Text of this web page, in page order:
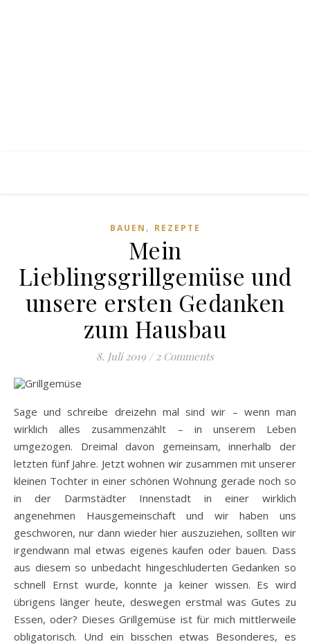
BAUEN , REZEPTE
Mein
Lieblingsgrillgemüse und
unsere ersten Gedanken
zum Hausbau
8. Juli 2019 / 2 Comments
Sage und schreibe dreizehn mal sind wir – wenn man
wirklich alles zusammenzählt – in unserem Leben
umgezogen. Dreimal davon gemeinsam, innerhalb der
letzten fünf Jahre. Jetzt wohnen wir zusammen mit unserer
kleinen Tochter in einer schönen Wohnung gerade noch so
in der Darmstädter Innenstadt in einer wirklich
angenehmen Hausgemeinschaft und wir haben uns
geschworen, nur dann wieder hier auszuziehen, sollten wir
irgendwann mal etwas eigenes kaufen oder bauen. Dass
aus diesem so unbedacht hingeschluderten Gedanken so
schnell Ernst wurde, konnte ja keiner wissen. Es wird
übrigens länger heute, deswegen erstmal was Gutes zu
Essen, oder? Dieses Grillgemüse ist für mich mittlerweile
obligatorisch. Und ein bisschen etwas Besonderes, es